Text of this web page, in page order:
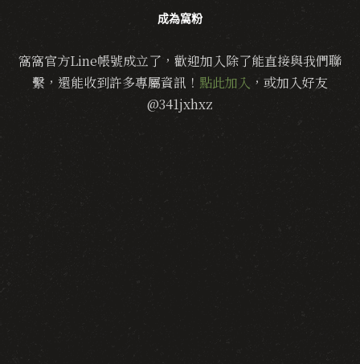
成為窩粉
窩窩官方Line帳號成立了，歡迎加入除了能直接與我們聯
繫，還能收到許多專屬資訊！ 點此加入 ，或加入好友
@341jxhxz